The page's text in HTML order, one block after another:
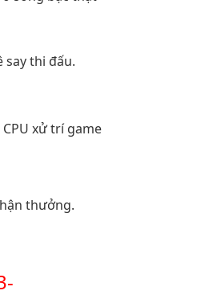
thi đấu.
xử trí game
thưởng.